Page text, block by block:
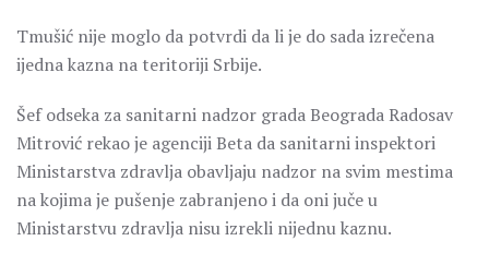
Tmušić nije moglo da potvrdi da li je do sada izrečena
ijedna kazna na teritoriji Srbije.
Šef odseka za sanitarni nadzor grada Beograda Radosav
Mitrović rekao je agenciji Beta da sanitarni inspektori
Ministarstva zdravlja obavljaju nadzor na svim mestima
na kojima je pušenje zabranjeno i da oni juče u
Ministarstvu zdravlja nisu izrekli nijednu kaznu.